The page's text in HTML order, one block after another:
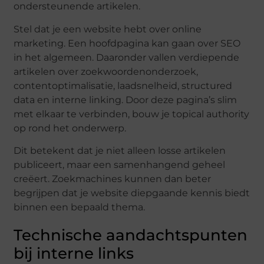
ondersteunende artikelen.
Stel dat je een website hebt over online
marketing. Een hoofdpagina kan gaan over SEO
in het algemeen. Daaronder vallen verdiepende
artikelen over zoekwoordenonderzoek,
contentoptimalisatie, laadsnelheid, structured
data en interne linking. Door deze pagina’s slim
met elkaar te verbinden, bouw je topical authority
op rond het onderwerp.
Dit betekent dat je niet alleen losse artikelen
publiceert, maar een samenhangend geheel
creëert. Zoekmachines kunnen dan beter
begrijpen dat je website diepgaande kennis biedt
binnen een bepaald thema.
Technische aandachtspunten
bij interne links